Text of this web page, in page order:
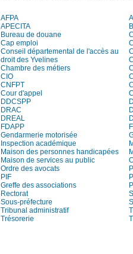
AFPA
APECITA
Bureau de douane
Cap emploi
Conseil départemental de l'accès au
droit des Yvelines
Chambre des métiers
CIO
CNFPT
Cour d'appel
DDCSPP
DRAC
DREAL
FDAPP
Gendarmerie motorisée
Inspection académique
Maison des personnes handicapées
Maison de services au public
Ordre des avocats
PIF
Greffe des associations
Rectorat
Sous-préfecture
Tribunal administratif
Trésorerie